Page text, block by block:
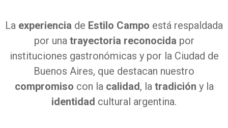
La experiencia de Estilo Campo está respaldada
por una trayectoria reconocida por
instituciones gastronómicas y por la Ciudad de
Buenos Aires, que destacan nuestro
compromiso con la calidad, la tradición y la
identidad cultural argentina.